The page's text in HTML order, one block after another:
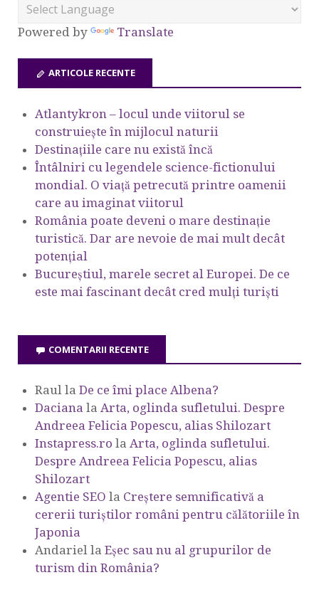
Powered by Translate
ARTICOLE RECENTE
Atlantykron – locul unde viitorul se
construiește în mijlocul naturii
Destinațiile care nu există încă
Întâlniri cu legendele science-fictionului
mondial. O viață petrecută printre oamenii
care au imaginat viitorul
România poate deveni o mare destinație
turistică. Dar are nevoie de mai mult decât
potențial
Bucureștiul, marele secret al Europei. De ce
este mai fascinant decât cred mulți turiști
COMENTARII RECENTE
Raul la De ce îmi place Albena?
Daciana la Arta, oglinda sufletului. Despre
Andreea Felicia Popescu, alias Shilozart
Instapress.ro la Arta, oglinda sufletului.
Despre Andreea Felicia Popescu, alias
Shilozart
Agentie SEO la Creștere semnificativă a
cererii turiștilor români pentru călătoriile în
Japonia
Andariel la Eşec sau nu al grupurilor de
turism din România?